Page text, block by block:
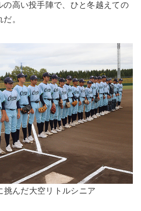
の高い投手陣で、ひと冬越えての
。
挑んだ大空リトルシニア